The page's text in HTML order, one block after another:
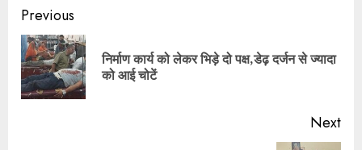
Continue
Reading
Previous
निर्माण कार्य को लेकर भिड़े दो पक्ष,डेढ़ दर्जन से ज्यादा
को आई चोटें
Next